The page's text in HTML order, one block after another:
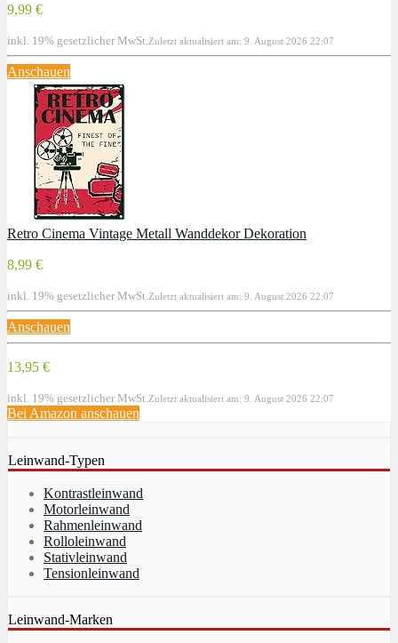
9,99 €
inkl. 19% gesetzlicher MwSt. Zuletzt aktualisiert am: 9. August 2026 22:07
Anschauen
Retro Cinema Vintage Metall Wanddekor Dekoration
8,99 €
inkl. 19% gesetzlicher MwSt. Zuletzt aktualisiert am: 9. August 2026 22:07
Anschauen
13,95 €
inkl. 19% gesetzlicher MwSt. Zuletzt aktualisiert am: 9. August 2026 22:07
Bei Amazon anschauen
Leinwand-Typen
Kontrastleinwand
Motorleinwand
Rahmenleinwand
Rolloleinwand
Stativleinwand
Tensionleinwand
Leinwand-Marken